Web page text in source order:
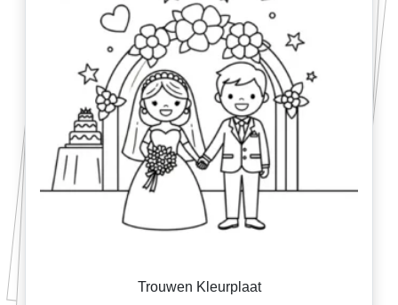
Trouwen Kleurplaat